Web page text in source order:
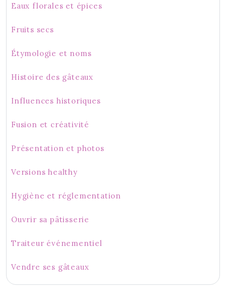
Eaux florales et épices
Fruits secs
Étymologie et noms
Histoire des gâteaux
Influences historiques
Fusion et créativité
Présentation et photos
Versions healthy
Hygiène et réglementation
Ouvrir sa pâtisserie
Traiteur événementiel
Vendre ses gâteaux